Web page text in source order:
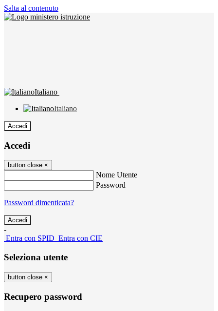
Salta al contenuto
Italiano
Italiano
Accedi
Accedi
button close ×
Nome Utente
Password
Password dimenticata?
-
Entra con SPID Entra con CIE
Seleziona utente
button close ×
Recupero password